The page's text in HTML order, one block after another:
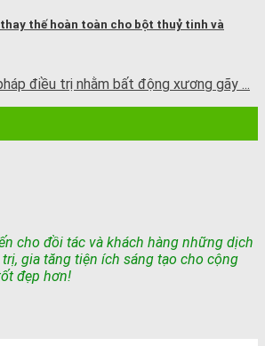
thế hoàn toàn cho bột thuỷ tinh và
điều trị nhằm bất động xương gãy ...
cho đồi tác và khách hàng những dịch
gia tăng tiện ích sáng tạo cho cộng
đẹp hơn!